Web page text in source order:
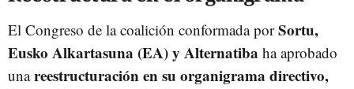
El Congreso de la coalición conformada porSortu,
Eusko Alkartasuna (EA) y Alternatiba ha aprobado
unareestructuración en su organigrama directivo,